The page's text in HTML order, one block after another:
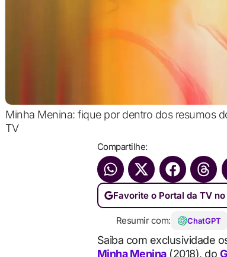
Minha Menina: fique por dentro dos resumos
TV
Compartilhe:
Favorite o Portal da TV no
Resumir com: ChatGPT
Saiba com exclusividade
Minha Menina(2018), do